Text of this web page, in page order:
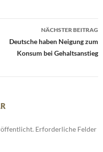
NÄCHSTER BEITRAG
Deutsche haben Neigung zum
Konsum bei Gehaltsanstieg
Erforderliche Felder